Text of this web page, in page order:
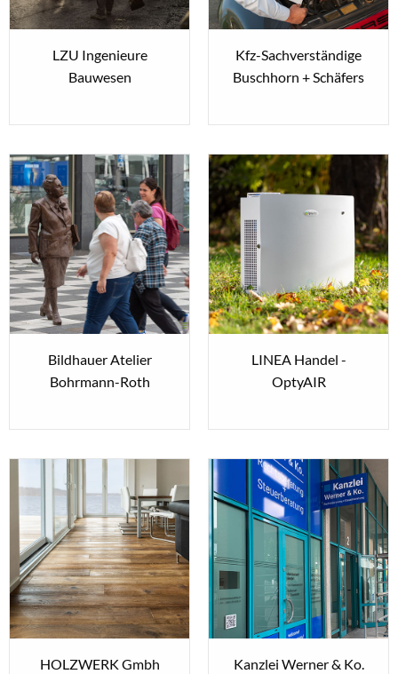
LZU Ingenieure
Bauwesen
Kfz-Sachverständige
Buschhorn + Schäfers
Bildhauer Atelier
Bohrmann-Roth
LINEA Handel -
OptyAIR
HOLZWERK Gmbh
Kanzlei Werner & Ko.